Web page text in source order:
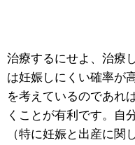
治療するにせよ、治療
は妊娠しにくい確率が
を考えているのであれ
くことが有利です。自
（特に妊娠と出産に関